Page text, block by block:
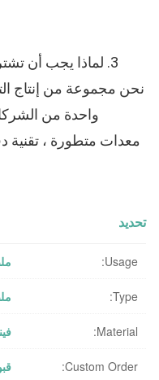
3. لماذا يجب أن تشتري منا وليس من موردين آخرين؟
واحدة من
تحديد
Usage:
Type:
Material:
Custom Order: